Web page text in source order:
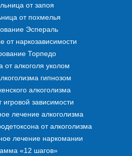
от запоя
от похмелья
Эспераль
от наркозависимости
Торпедо
от алкоголя уколом
гипнозом
алкоголизма
игровой зависимости
лечение алкоголизма
от алкоголизма
лечение наркомании
«12 шагов»